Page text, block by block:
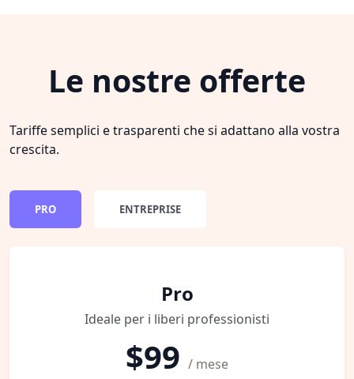
Le nostre offerte
Tariffe semplici e trasparenti che si adattano alla vostra
crescita.
PRO ENTREPRISE
Pro
Ideale per i liberi professionisti
$99 / mese